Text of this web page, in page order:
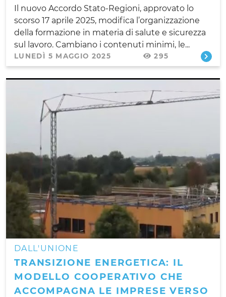
Il nuovo Accordo Stato-Regioni, approvato lo
scorso 17 aprile 2025, modifica l’organizzazione
della formazione in materia di salute e sicurezza
sul lavoro. Cambiano i contenuti minimi, le...
LUNEDÌ 5 MAGGIO 2025 295
DALL'UNIONE
TRANSIZIONE ENERGETICA: IL
MODELLO COOPERATIVO CHE
ACCOMPAGNA LE IMPRESE VERSO